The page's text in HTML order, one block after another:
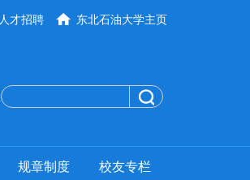
东北石油大学主页
人才招聘
规章制度 校友专栏